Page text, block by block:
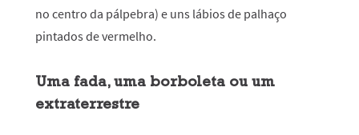
no centro da pálpebra) e uns lábios de palhaço
pintados de vermelho.
Uma fada, uma borboleta ou um
extraterrestre